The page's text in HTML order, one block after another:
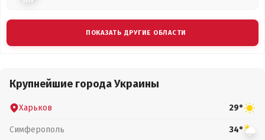
ПОКАЗАТЬ ДРУГИЕ ОБЛАСТИ
Крупнейшие города Украины
Харьков 29°
Симферополь 34°